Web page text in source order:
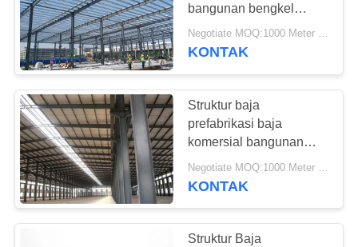
KONTROL
KUALITAS
HUBUNGI
KAMI
BERITA
KASUS-
bangunan bengkel
struktur rangka baja
prefabrikasi
Negotiate MOQ:1000 Meter persegi
KONTAK
Struktur baja
prefabrikasi baja
komersial bangunan
gudang logam murah
gudang konstruksi
KONTAK
Struktur Baja